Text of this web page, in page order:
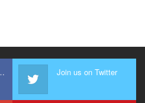
kami Join us on Twitter